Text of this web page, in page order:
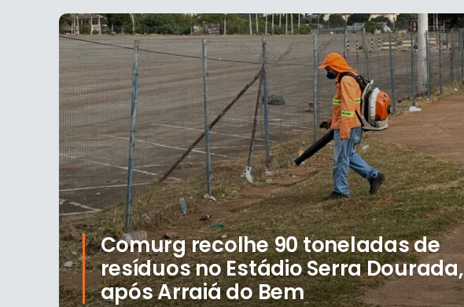
Comurg recolhe 90 toneladas de
resíduos no Estádio Serra Dourada,
após Arraiá do Bem